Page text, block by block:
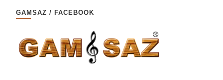
GAMSAZ / FACEBOOK